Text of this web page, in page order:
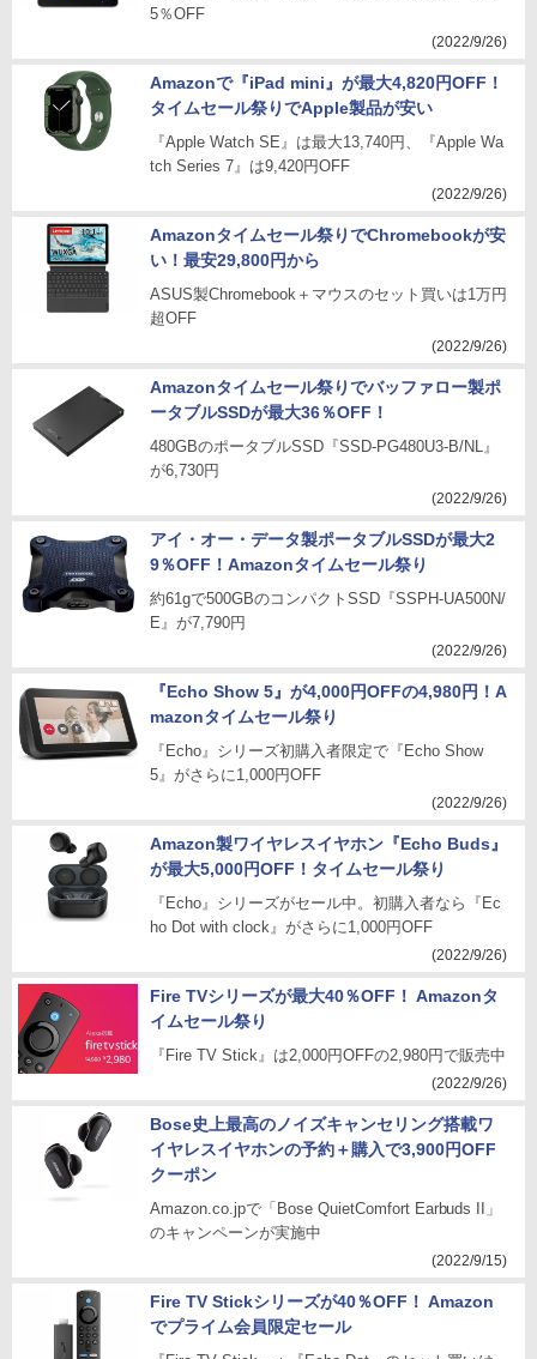
5％OFF
(2022/9/26)
Amazonで『iPad mini』が最大4,820円OFF！
タイムセール祭りでApple製品が安い
『Apple Watch SE』は最大13,740円、『Apple Wa
tch Series 7』は9,420円OFF
(2022/9/26)
Amazonタイムセール祭りでChromebookが安
い！最安29,800円から
ASUS製Chromebook＋マウスのセット買いは1万円
超OFF
(2022/9/26)
Amazonタイムセール祭りでバッファロー製ポ
ータブルSSDが最大36％OFF！
480GBのポータブルSSD『SSD-PG480U3-B/NL』
が6,730円
(2022/9/26)
アイ・オー・データ製ポータブルSSDが最大2
9％OFF！Amazonタイムセール祭り
約61gで500GBのコンパクトSSD『SSPH-UA500N/
E』が7,790円
(2022/9/26)
『Echo Show 5』が4,000円OFFの4,980円！A
mazonタイムセール祭り
『Echo』シリーズ初購入者限定で『Echo Show
5』がさらに1,000円OFF
(2022/9/26)
Amazon製ワイヤレスイヤホン『Echo Buds』
が最大5,000円OFF！タイムセール祭り
『Echo』シリーズがセール中。初購入者なら『Ec
ho Dot with clock』がさらに1,000円OFF
(2022/9/26)
Fire TVシリーズが最大40％OFF！ Amazonタ
イムセール祭り
『Fire TV Stick』は2,000円OFFの2,980円で販売中
(2022/9/26)
Bose史上最高のノイズキャンセリング搭載ワ
イヤレスイヤホンの予約＋購入で3,900円OFF
クーポン
Amazon.co.jpで「Bose QuietComfort Earbuds II」
のキャンペーンが実施中
(2022/9/15)
Fire TV Stickシリーズが40％OFF！ Amazon
でプライム会員限定セール